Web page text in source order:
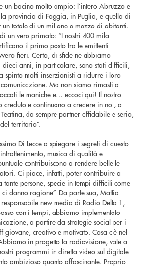
un bacino molto ampio: l’intero Abruzzo e
provincia di Foggia, in Puglia, e quella di
un totale di un milione e mezzo di abitanti.
un vero primato: “I nostri 400 mila
il primo posto tra le emittenti
fieri. Certo, di sfide ne abbiamo
dieci anni, in particolare, sono stati difficili,
spinto molti inserzionisti a ridurre i loro
Ma non siamo rimasti a
le maniche e… eccoci qui! Il nostro
creduto e continuano a credere in noi, a
da sempre partner affidabile e serio,
territorio”.
Di Lecce a spiegare i segreti di questo
musica di qualità e
contribuiscono a rendere belle le
Ci piace, infatti, poter contribuire a
persone, specie in tempi difficili come
danno ragione”. Da parte sua, Mattia
new media di Radio Delta 1,
con i tempi, abbiamo implementato
a partire da strategie social per i
giovane, creativo e motivato. Cosa c’è nel
in progetto la radiovisione, vale a
programmi in diretta video sul digitale
ambizioso quanto affascinante. Proprio